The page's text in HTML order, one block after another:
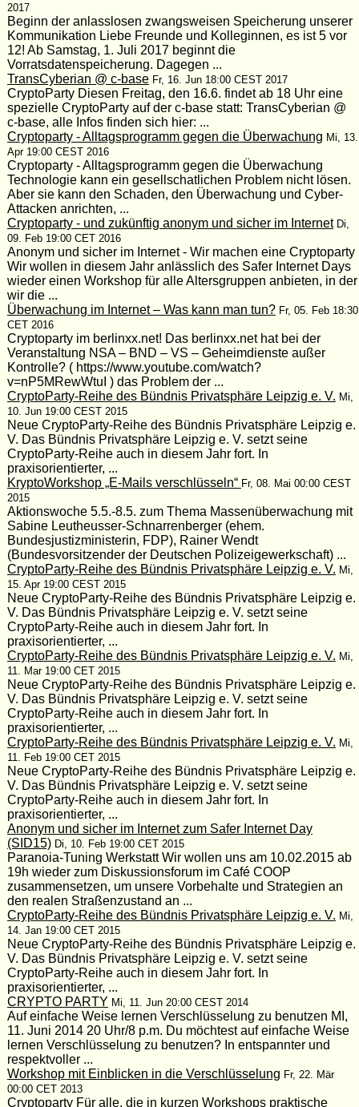
2017
Beginn der anlasslosen zwangsweisen Speicherung unserer
Kommunikation Liebe Freunde und Kolleginnen, es ist 5 vor
12! Ab Samstag, 1. Juli 2017 beginnt die
Vorratsdatenspeicherung. Dagegen ...
TransCyberian @ c-base Fr, 16. Jun 18:00 CEST 2017
CryptoParty Diesen Freitag, den 16.6. findet ab 18 Uhr eine
spezielle CryptoParty auf der c-base statt: TransCyberian @
c-base, alle Infos finden sich hier: ...
Cryptoparty - Alltagsprogramm gegen die Überwachung Mi, 13.
Apr 19:00 CEST 2016
Cryptoparty - Alltagsprogramm gegen die Überwachung
Technologie kann ein gesellschatlichen Problem nicht lösen.
Aber sie kann den Schaden, den Überwachung und Cyber-
Attacken anrichten, ...
Cryptoparty - und zukünftig anonym und sicher im Internet Di,
09. Feb 19:00 CET 2016
Anonym und sicher im Internet - Wir machen eine Cryptoparty
Wir wollen in diesem Jahr anlässlich des Safer Internet Days
wieder einen Workshop für alle Altersgruppen anbieten, in der
wir die ...
Überwachung im Internet – Was kann man tun? Fr, 05. Feb 18:30
CET 2016
Cryptoparty im berlinxx.net! Das berlinxx.net hat bei der
Veranstaltung NSA – BND – VS – Geheimdienste außer
Kontrolle? ( https://www.youtube.com/watch?
v=nP5MRewWtuI ) das Problem der ...
CryptoParty-Reihe des Bündnis Privatsphäre Leipzig e. V. Mi,
10. Jun 19:00 CEST 2015
Neue CryptoParty-Reihe des Bündnis Privatsphäre Leipzig e.
V. Das Bündnis Privatsphäre Leipzig e. V. setzt seine
CryptoParty-Reihe auch in diesem Jahr fort. In
praxisorientierter, ...
KryptoWorkshop „E-Mails verschlüsseln“ Fr, 08. Mai 00:00 CEST
2015
Aktionswoche 5.5.-8.5. zum Thema Massenüberwachung mit
Sabine Leutheusser-Schnarrenberger (ehem.
Bundesjustizministerin, FDP), Rainer Wendt
(Bundesvorsitzender der Deutschen Polizeigewerkschaft) ...
CryptoParty-Reihe des Bündnis Privatsphäre Leipzig e. V. Mi,
15. Apr 19:00 CEST 2015
Neue CryptoParty-Reihe des Bündnis Privatsphäre Leipzig e.
V. Das Bündnis Privatsphäre Leipzig e. V. setzt seine
CryptoParty-Reihe auch in diesem Jahr fort. In
praxisorientierter, ...
CryptoParty-Reihe des Bündnis Privatsphäre Leipzig e. V. Mi,
11. Mar 19:00 CET 2015
Neue CryptoParty-Reihe des Bündnis Privatsphäre Leipzig e.
V. Das Bündnis Privatsphäre Leipzig e. V. setzt seine
CryptoParty-Reihe auch in diesem Jahr fort. In
praxisorientierter, ...
CryptoParty-Reihe des Bündnis Privatsphäre Leipzig e. V. Mi,
11. Feb 19:00 CET 2015
Neue CryptoParty-Reihe des Bündnis Privatsphäre Leipzig e.
V. Das Bündnis Privatsphäre Leipzig e. V. setzt seine
CryptoParty-Reihe auch in diesem Jahr fort. In
praxisorientierter, ...
Anonym und sicher im Internet zum Safer Internet Day
(SID15) Di, 10. Feb 19:00 CET 2015
Paranoia-Tuning Werkstatt Wir wollen uns am 10.02.2015 ab
19h wieder zum Diskussionsforum im Café COOP
zusammensetzen, um unsere Vorbehalte und Strategien an
den realen Straßenzustand an ...
CryptoParty-Reihe des Bündnis Privatsphäre Leipzig e. V. Mi,
14. Jan 19:00 CET 2015
Neue CryptoParty-Reihe des Bündnis Privatsphäre Leipzig e.
V. Das Bündnis Privatsphäre Leipzig e. V. setzt seine
CryptoParty-Reihe auch in diesem Jahr fort. In
praxisorientierter, ...
CRYPTO PARTY Mi, 11. Jun 20:00 CEST 2014
Auf einfache Weise lernen Verschlüsselung zu benutzen MI,
11. Juni 2014 20 Uhr/8 p.m. Du möchtest auf einfache Weise
lernen Verschlüsselung zu benutzen? In entspannter und
respektvoller ...
Workshop mit Einblicken in die Verschlüsselung Fr, 22. Mär
00:00 CET 2013
Cryptoparty Für alle, die in kurzen Workshops praktische